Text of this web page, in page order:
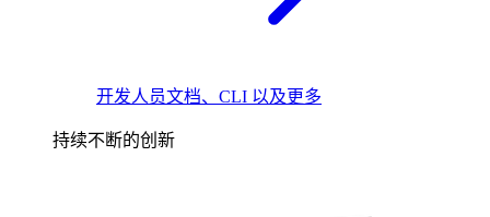
开发人员文档、CLI 以及更多
持续不断的创新